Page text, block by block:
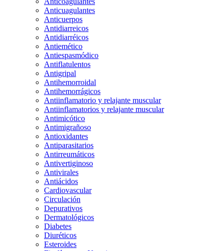
Anticuagulantes
Anticuerpos
Antidiarreicos
Antidiarréicos
Antiemético
Antiespasmódico
Antiflatulentos
Antigripal
Antihemorroidal
Antihemorrágicos
Antiinflamatorio y relajante muscular
Antiinflamatorios y relajante muscular
Antimicótico
Antimigrañoso
Antioxidantes
Antiparasitarios
Antirreumáticos
Antivertiginoso
Antivirales
Antiácidos
Cardiovascular
Circulación
Depurativos
Dermatológicos
Diabetes
Diuréticos
Esteroides